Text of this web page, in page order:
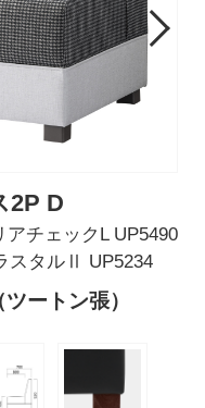
2P D
チェックL UP5490
スタルⅡ UP5234
ートン張）
Next